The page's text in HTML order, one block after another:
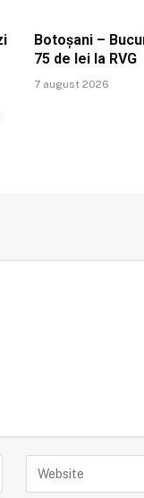
Botoșani –
75 de lei la RVG
7 august 2026